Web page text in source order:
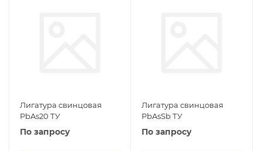
Лигатура свинцовая
PbAs20 ТУ
По запросу
Лигатура свинцовая
PbAsSb ТУ
По запросу